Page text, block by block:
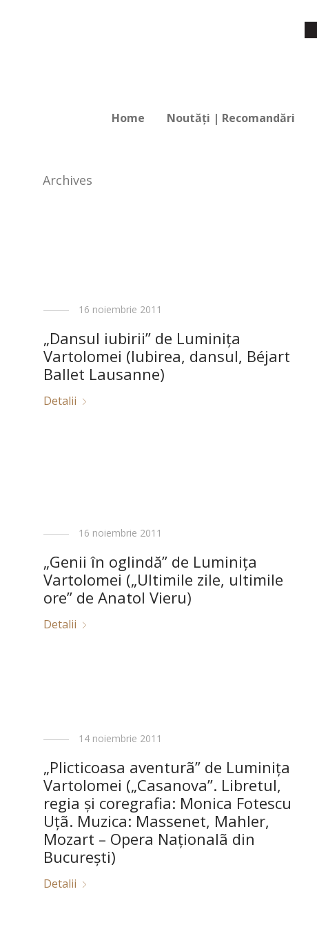
Home Noutăți | Recomandări
Archives
16 noiembrie 2011
„Dansul iubirii” de Luminiţa
Vartolomei (Iubirea, dansul, Béjart
Ballet Lausanne)
Detalii
16 noiembrie 2011
„Genii în oglindă” de Luminiţa
Vartolomei („Ultimile zile, ultimile
ore” de Anatol Vieru)
Detalii
14 noiembrie 2011
„Plicticoasa aventurã” de Luminiţa
Vartolomei („Casanova”. Libretul,
regia şi coregrafia: Monica Fotescu
Uţã. Muzica: Massenet, Mahler,
Mozart – Opera Naţionalã din
Bucureşti)
Detalii